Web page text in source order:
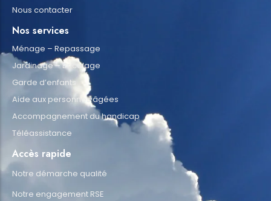
Nous contacter
Nos services
Ménage – Repassage
Jardinage – Bricolage
Garde d’enfants
Aide aux personnes âgées
Accompagnement du handicap
Téléassistance
Accès rapide
Notre démarche qualité
Notre engagement RSE